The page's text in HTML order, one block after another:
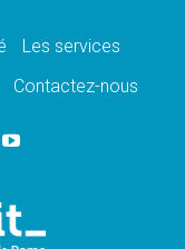
humaine»
renforcera
inquiétant
d'espoir pour
Les services
Contactez-nous